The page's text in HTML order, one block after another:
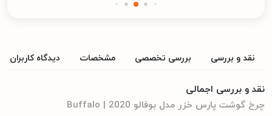
نقد و بررسی بررسی تخصصی مشخصات دیدگاه کاربران
نقد و بررسی اجمالی
چرخ گوشت پارس خزر مدل بوفالو Buffalo | 2020